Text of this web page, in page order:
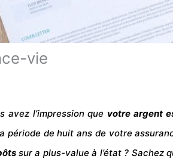
vie
avez l’impression que votre argent
période de huit ans de votre
sur a plus-value à l’état ? Sachez